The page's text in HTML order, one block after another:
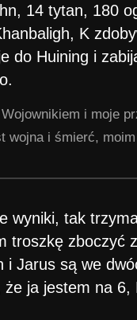
14 tytan, 180
K
do Huining i
i moje
wojna i śmierć,
wyniki, tak
troszkę
i Jarus są we
że ja jestem na